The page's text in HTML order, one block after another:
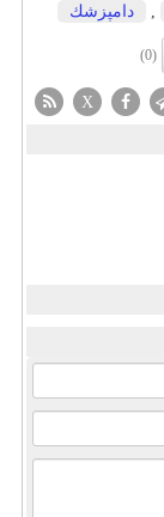
دامپزشك
(0)
X